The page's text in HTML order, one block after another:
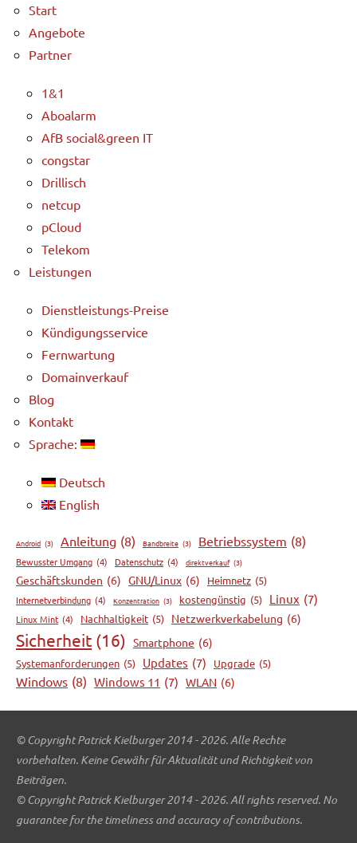
Start
Angebote
Partner
1&1
Aboalarm
AfB social&green IT
congstar
Drillisch
netcup
pCloud
Telekom
Leistungen
Dienstleistungs-Preise
Kündigungsservice
Fernwartung
Domainverkauf
Blog
Kontakt
Sprache:
Deutsch
English
Android (3) Anleitung (8) Bandbreite (3) Betriebssystem (8)
Bewusster Umgang (4) Datenschutz (4) direktverkauf (3)
Geschäftskunden (6) GNU/Linux (6) Heimnetz (5)
Internetverbindung (4) Konzentration (3) kostengünstig (5) Linux (7)
Linux Mint (4) Nachhaltigkeit (5) Netzwerkverkabelung (6)
Sicherheit (16) Smartphone (6)
Systemanforderungen (5) Updates (7) Upgrade (5)
Windows (8) Windows 11 (7) WLAN (6)
© Copyright Patrick Kielburger 2014 - 2026. Alle Rechte
vorbehalten. Keine Gewähr für Aktualität und Richtigkeit von
Beiträgen.
© Copyright Patrick Kielburger 2014 - 2026. All rights reserved. No
guarantee for the timeliness and accuracy of contributions.